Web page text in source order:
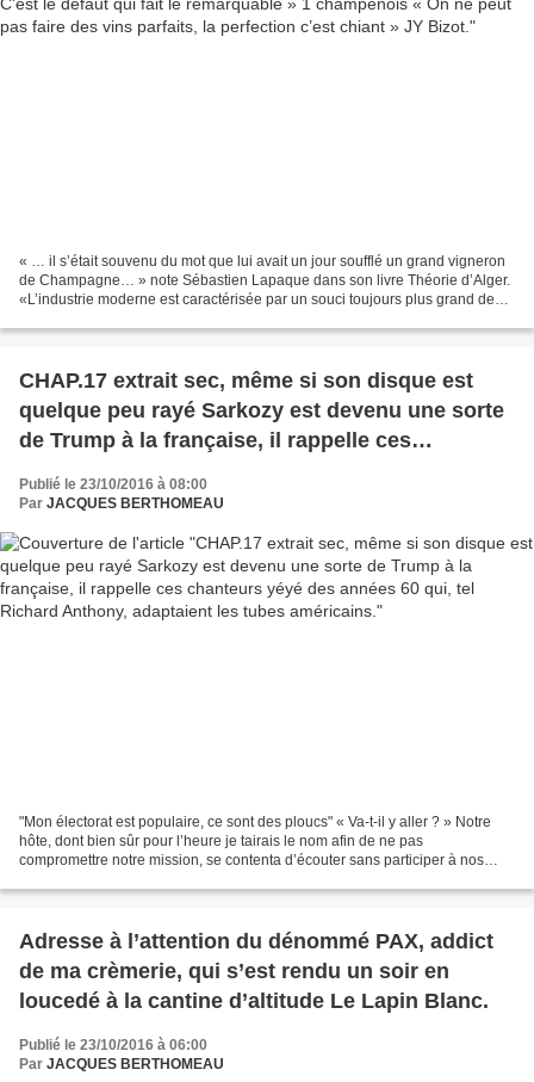
« … il s’était souvenu du mot que lui avait un jour soufflé un grand vigneron
de Champagne… » note Sébastien Lapaque dans son livre Théorie d’Alger.
«L’industrie moderne est caractérisée par un souci toujours plus grand de
CHAP.17 extrait sec, même si son disque est
quelque peu rayé Sarkozy est devenu une sorte
de Trump à la française, il rappelle ces
Anthony, adaptaient les tubes américains.
Publié le 23/10/2016 à 08:00
Par JACQUES BERTHOMEAU
"Mon électorat est populaire, ce sont des ploucs" « Va-t-il y aller ? » Notre
hôte, dont bien sûr pour l’heure je tairais le nom afin de ne pas
compromettre notre mission, se contenta d’écouter sans participer à nos
Adresse à l’attention du dénommé PAX, addict
de ma crèmerie, qui s’est rendu un soir en
loucedé à la cantine d’altitude Le Lapin Blanc.
Publié le 23/10/2016 à 06:00
Par JACQUES BERTHOMEAU